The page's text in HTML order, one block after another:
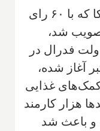
۷- توافق دیروز در سنای آمریکا که با ۶۰ رای
منفی تصویب شد،
فدرال در
آغاز شده،
کمک‌های غذایی
هزار کارمند
و باعث شد